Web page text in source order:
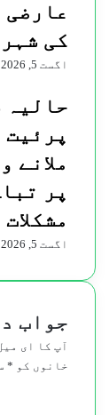
عارضی
کی
اگست 5, 2026
حالیہ
پرئیت
ملانے
پر
اگست 5, 2026
جواب
آپ کا ای
خانوں کو *